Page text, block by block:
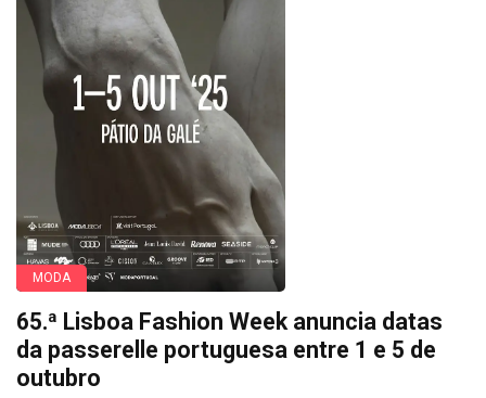
MODA
65.ª Lisboa Fashion Week anuncia datas
da passerelle portuguesa entre 1 e 5 de
outubro